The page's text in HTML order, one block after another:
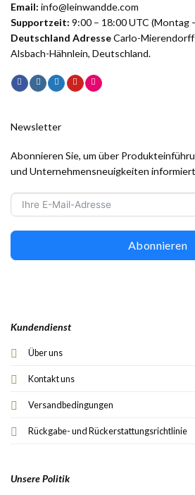
Email: info@leinwandde.com
Supportzeit: 9:00 – 18:00 UTC (Montag
Deutschland AdresseCarlo-
Alsbach-Hähnlein, Deutschland.
Kundendienst
Über uns
Kontakt uns
Versandbedingungen
Rückgabe- und Rückerstattungsrichtlinie
Unsere Politik
Newsletter
Abonnieren Sie, um über
und Unternehmensneuigkeiten
Abonnieren